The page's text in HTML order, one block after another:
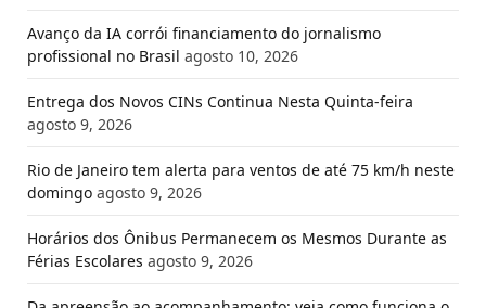
Avanço da IA corrói financiamento do jornalismo
profissional no Brasil agosto 10, 2026
Entrega dos Novos CINs Continua Nesta Quinta-feira
agosto 9, 2026
Rio de Janeiro tem alerta para ventos de até 75 km/h neste
domingo agosto 9, 2026
Horários dos Ônibus Permanecem os Mesmos Durante as
Férias Escolares agosto 9, 2026